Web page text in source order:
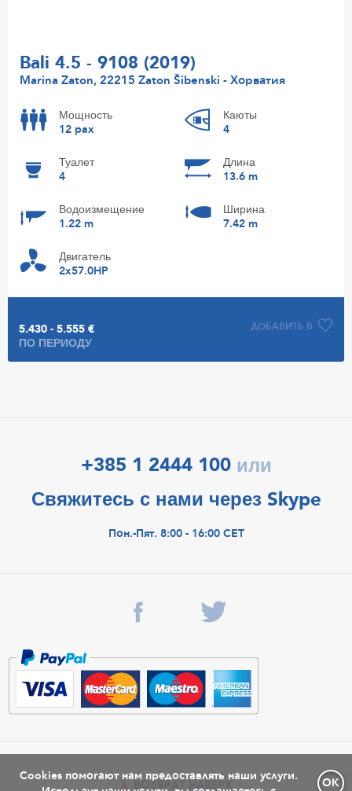
Cookies помогают нам предоставлять наши услуги.
OK
Bali 4.5 - 9108 (2019)
Marina Zaton, 22215 Zaton Šibenski - Хорватия
Мощность
12 pax
Каюты
4
Туалет
4
Длина
13.6 m
Водоизмещение
1.22 m
Ширина
7.42 m
Двигатель
2x57.0HP
ДОБАВИТЬ В
5.430 - 5.555 €
ПО ПЕРИОДУ
+385 1 2444 100 или
Свяжитесь с нами через Skype
Пон.-Пят. 8:00 - 16:00 CET
ВОЗВРАТ НАВЕРХ